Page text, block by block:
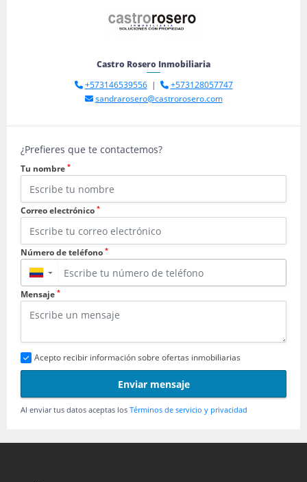
Castro Rosero Inmobiliaria
+573146539556|
+573128057747
sandrarosero@castrorosero.com
¿Prefieres que te contactemos?
Tu nombre *
Correo electrónico *
Número de teléfono *
▼
Mensaje *
Acepto recibir información sobre ofertas inmobiliarias
Enviar mensaje
Al enviar tus datos aceptas los Términos de servicio y privacidad